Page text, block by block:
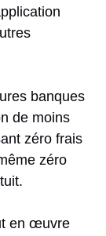
banques
de moins
zéro frais
zéro
en œuvre